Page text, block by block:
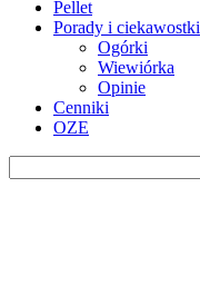
Pellet
Porady i ciekawostki
Ogórki
Wiewiórka
Opinie
Cenniki
OZE